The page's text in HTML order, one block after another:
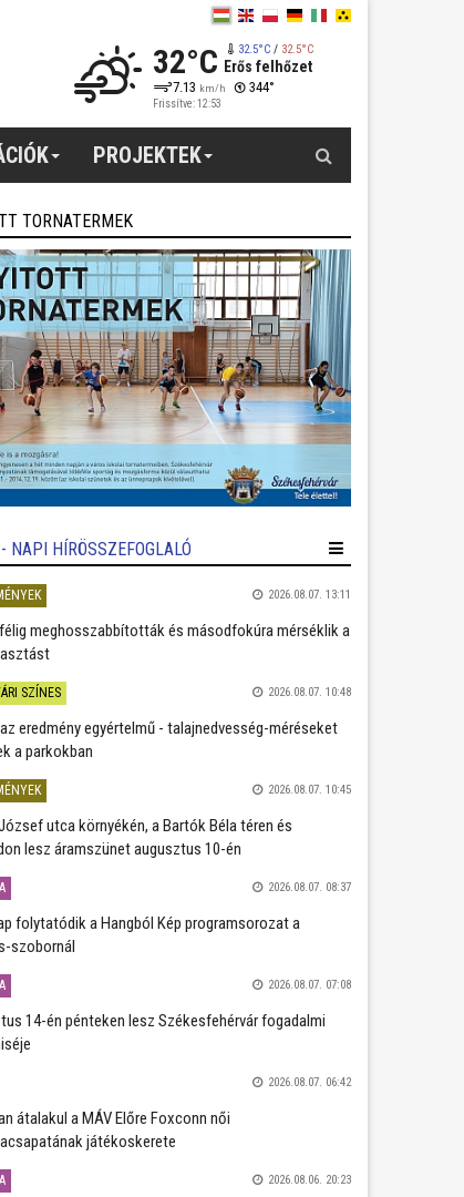
32°C 32.5°C/ 32.5°C
Erős felhőzet
7.13 km/h 344°
Frissítve: 12:53
PROJEKTEK
TORNATERMEK
- NAPI HÍRÖSSZEFOGLALÓ
2026.08.07. 13:11
meghosszabbították és másodfokúra mérséklik a
SZÍNES 2026.08.07. 10:48
eredmény egyértelmű - talajnedvesség-méréseket
a parkokban
2026.08.07. 10:45
utca környékén, a Bartók Béla téren és
lesz áramszünet augusztus 10-én
2026.08.07. 08:37
folytatódik a Hangból Kép programsorozat a
szobornál
2026.08.07. 07:08
14-én pénteken lesz Székesfehérvár fogadalmi
2026.08.07. 06:42
átalakul a MÁV Előre Foxconn női
játékoskerete
2026.08.06. 20:23